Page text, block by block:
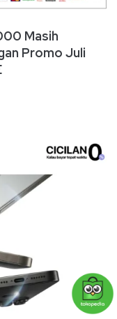
Masih
Promo Juli